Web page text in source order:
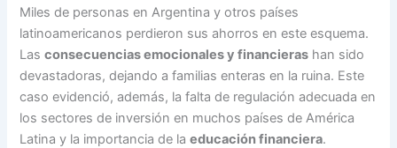
Miles de personas en Argentina y otros países
latinoamericanos perdieron sus ahorros en este esquema.
Lasconsecuencias emocionales y financieras han sido
devastadoras, dejando a familias enteras en la ruina. Este
caso evidenció, además, la falta de regulación adecuada en
los sectores de inversión en muchos países de América
Latina y la importancia de laeducación financiera.